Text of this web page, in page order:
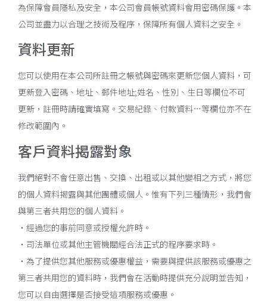
為保障會員隱私及安全，本公司會員帳號資料會用密碼保護。本
公司並盡力以合理之技術及程序，保障所有個人資料之安全。
資料更新
您可以使用在本公司所註冊之帳號與密碼來更新您個人資料，可
更新登入密碼、地址、郵件地址;姓名、性別、生日等欄位不可
更新，註冊時請確實填寫。交易紀錄、付款資料…等欄位亦不在
修改範圍內。
客戶資料揭露對象
我們絕對不會任意出售、交換、出租或以其他變相之方式，將您
的個人資料揭露與其他團體或個人。惟有下列三種情形，我們會
與第三者共用您的個人資料。
・經過您的事前同意或授權允許時。
・司法單位或其他主管機關經合法正式的程序要求時。
・為了提供您其他服務或優惠權益，需要與提供該服務或優惠之
第三者共用您的資料時，我們會在活動時提供充分說明並告知，
您可以自由選擇是否接受這項服務或優惠。